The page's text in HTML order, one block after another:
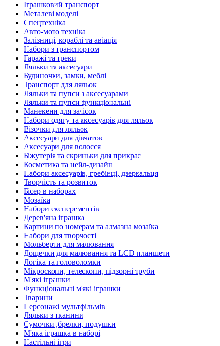
Іграшковий транспорт
Металеві моделі
Спецтехніка
Авто-мото техніка
Залізниці, кораблі та авіація
Набори з транспортом
Гаражі та треки
Ляльки та аксесуари
Будиночки, замки, меблі
Транспорт для ляльок
Ляльки та пупси з аксесуарами
Ляльки та пупси функціональні
Манекени для зачісок
Набори одягу та аксесуарів для ляльок
Візочки для ляльок
Аксесуари для дівчаток
Аксесуари для волосся
Біжутерія та скриньки для прикрас
Косметика та нейл-дизайн
Набори аксесуарів, гребінці, дзеркальця
Творчість та розвиток
Бісер в наборах
Мозаїка
Набори експерементів
Дерев'яна іграшка
Картини по номерам та алмазна мозаїка
Набори для творчості
Мольберти для малювання
Дощечки для малювання та LCD планшети
Логіка та головоломки
Мікроскопи, телескопи, підзорні труби
М'які іграшки
Функціональні м'які іграшки
Тварини
Персонажі мультфільмів
Ляльки з тканини
Сумочки ,брелки, подушки
М'яка іграшка в наборі
Настільні ігри